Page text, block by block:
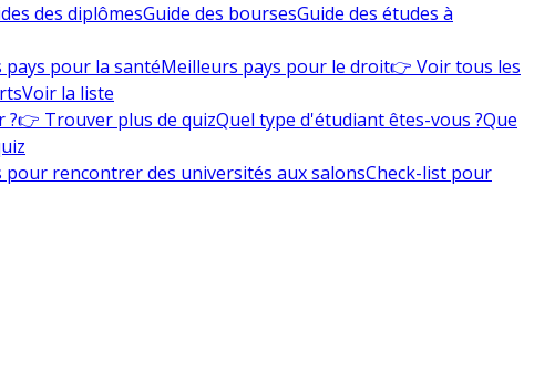
des diplômesGuide des boursesGuide des études à
pays pour la santéMeilleurs pays pour le droit👉 Voir tous les
Voir la liste
?👉 Trouver plus de quizQuel type d'étudiant êtes-vous ?Que
pour rencontrer des universités aux salonsCheck-list pour